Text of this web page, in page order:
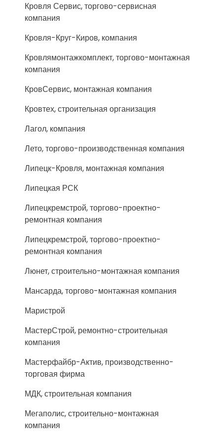
Кровля Сервис, торгово-сервисная
компания
Кровля-Круг-Киров, компания
Кровлямонтажкомплект, торгово-монтажная
компания
КровСервис, монтажная компания
Кровтех, строительная организация
Лагол, компания
Лето, торгово-производственная компания
Липецк-Кровля, монтажная компания
Липецкая РСК
Липецкремстрой, торгово-проектно-
ремонтная компания
Липецкремстрой, торгово-проектно-
ремонтная компания
Люнет, строительно-монтажная компания
Мансарда, торгово-монтажная компания
Маристрой
МастерСтрой, ремонтно-строительная
компания
Мастерфайбр-Актив, производственно-
торговая фирма
МДК, строительная компания
Мегаполис, строительно-монтажная
компания